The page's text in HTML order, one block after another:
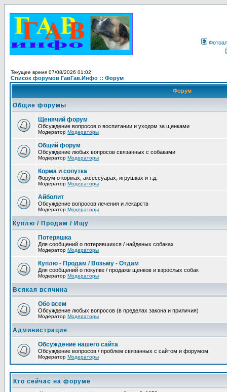
Текущее время 07/08/2026 01:02
Список форумов ГавГав.Инфо :: Форум
Форум
Общие форумы
Щенячий форум
Обсуждение вопросов о воспитании и уходом за щенками
Модератор Модераторы
Общий форум
Обсуждение любых вопросов связанных с собаками
Модератор Модераторы
Корма и сопутка
Форум о кормах, аксессуарах, игрушках и т.д.
Модератор Модераторы
Айболит
Обсуждение вопросов лечения и лекарств
Модератор Модераторы
Куплю / Продам / Ищу
Потеряшка
Для сообщений о потерявшихся / найденых собаках
Модератор Модераторы
Куплю - Продам / Возьму - Отдам
Для сообщений о покупке / продаже щенков и взрослых собак
Модератор Модераторы
Всякая всячина
Обо всем
Обсуждение любых вопросов (в пределах закона и приличия)
Модератор Модераторы
Администрация
Обсуждение нашего сайта
Обсуждение вопросов / проблем связанных с сайтом и форумом
Модератор Модераторы
Кто сейчас на форуме